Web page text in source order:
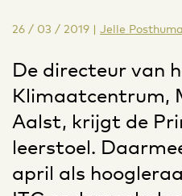
26 / 03 / 2019 | Jelle Posthuma
De directeur van
Klimaatcentrum,
Aalst, krijgt de
leerstoel.
april als